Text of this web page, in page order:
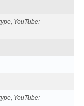
YouTube
YouTube